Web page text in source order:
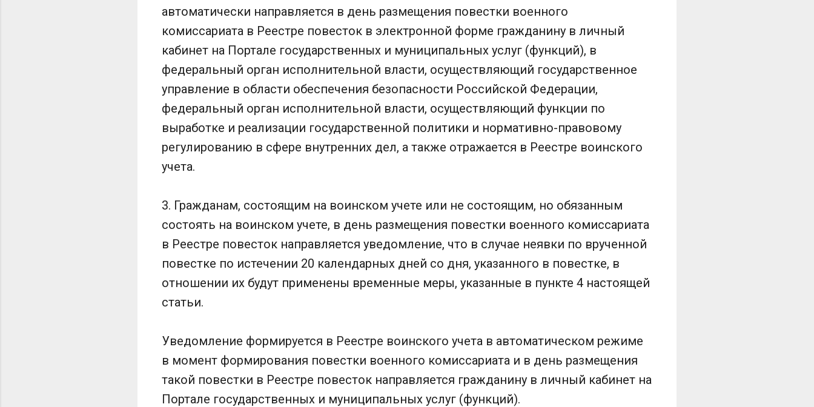
автоматически направляется в день размещения повестки военного
комиссариата в Реестре повесток в электронной форме гражданину в личный
кабинет на Портале государственных и муниципальных услуг (функций), в
федеральный орган исполнительной власти, осуществляющий государственное
управление в области обеспечения безопасности Российской Федерации,
федеральный орган исполнительной власти, осуществляющий функции по
выработке и реализации государственной политики и нормативно-правовому
регулированию в сфере внутренних дел, а также отражается в Реестре воинского
учета.
3. Гражданам, состоящим на воинском учете или не состоящим, но обязанным
состоять на воинском учете, в день размещения повестки военного комиссариата
в Реестре повесток направляется уведомление, что в случае неявки по врученной
повестке по истечении 20 календарных дней со дня, указанного в повестке, в
отношении их будут применены временные меры, указанные в пункте 4 настоящей
статьи.
Уведомление формируется в Реестре воинского учета в автоматическом режиме
в момент формирования повестки военного комиссариата и в день размещения
такой повестки в Реестре повесток направляется гражданину в личный кабинет на
Портале государственных и муниципальных услуг (функций).